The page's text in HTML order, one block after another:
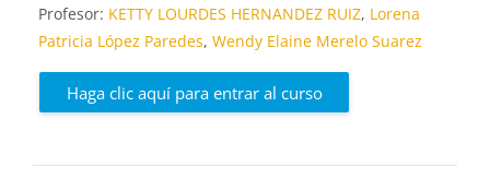
Profesor: KETTY LOURDES HERNANDEZ RUIZ, Lorena
Patricia López Paredes, Wendy Elaine Merelo Suarez
Haga clic aquí para entrar al curso